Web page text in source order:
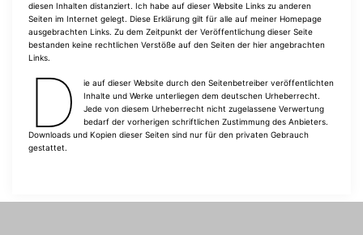
diesen Inhalten distanziert. Ich habe auf dieser Website Links zu anderen
Seiten im Internet gelegt. Diese Erklärung gilt für alle auf meiner Homepage
ausgebrachten Links. Zu dem Zeitpunkt der Veröffentlichung dieser Seite
bestanden keine rechtlichen Verstöße auf den Seiten der hier angebrachten
Links.
D
ie auf dieser Website durch den Seitenbetreiber veröffentlichten
Inhalte und Werke unterliegen dem deutschen Urheberrecht.
Jede von diesem Urheberrecht nicht zugelassene Verwertung
bedarf der vorherigen schriftlichen Zustimmung des Anbieters.
Downloads und Kopien dieser Seiten sind nur für den privaten Gebrauch
gestattet.